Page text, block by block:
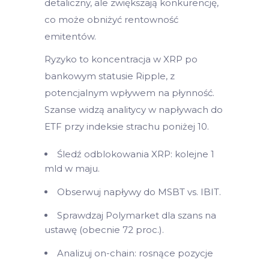
detaliczny, ale zwiększają konkurencję,
co może obniżyć rentowność
emitentów.
Ryzyko to koncentracja w XRP po
bankowym statusie Ripple, z
potencjalnym wpływem na płynność.
Szanse widzą analitycy w napływach do
ETF przy indeksie strachu poniżej 10.
Śledź odblokowania XRP: kolejne 1
mld w maju.
Obserwuj napływy do MSBT vs. IBIT.
Sprawdzaj Polymarket dla szans na
ustawę (obecnie 72 proc.).
Analizuj on-chain: rosnące pozycje